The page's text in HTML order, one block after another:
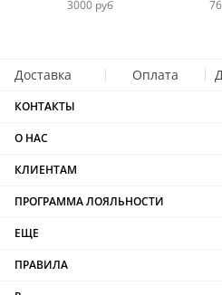
3000 руб
Доставка Оплата
КОНТАКТЫ
О НАС
КЛИЕНТАМ
ПРОГРАММА ЛОЯЛЬНОСТИ
ЕЩЕ
ПРАВИЛА